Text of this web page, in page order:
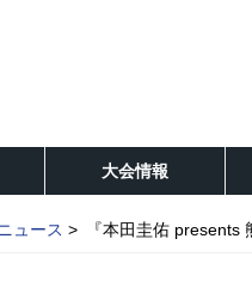
大会情報
ュース 『本田圭佑